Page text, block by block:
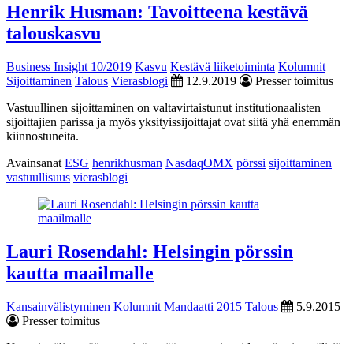
Henrik Husman: Tavoitteena kestävä
talouskasvu
Business Insight 10/2019 Kasvu Kestävä liiketoiminta Kolumnit
Sijoittaminen Talous Vierasblogi 12.9.2019
Presser toimitus
Vastuullinen sijoittaminen on valtavirtaistunut institutionaalisten
sijoittajien parissa ja myös yksityissijoittajat ovat siitä yhä enemmän
kiinnostuneita.
Avainsanat ESG henrikhusman NasdaqOMX pörssi sijoittaminen
vastuullisuus vierasblogi
Lauri Rosendahl: Helsingin pörssin
kautta maailmalle
Kansainvälistyminen Kolumnit Mandaatti 2015 Talous
5.9.2015
Presser toimitus